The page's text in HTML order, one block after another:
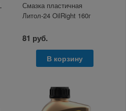
Смазка пластичная
Литол-24 OilRight 160г
81 руб.
В корзину